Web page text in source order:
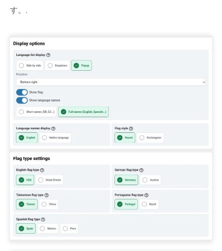
す。.